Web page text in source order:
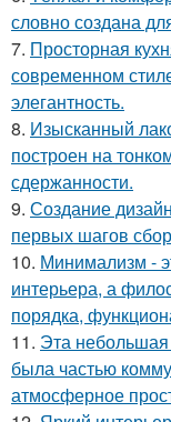
словно создана
7. Просторная
современном
элегантность.
8. Изысканный
построен на
сдержанности.
9. Создание
первых шагов
10. Минимализм -
интерьера, а
порядка,
11. Эта небольшая
была частью
атмосферное